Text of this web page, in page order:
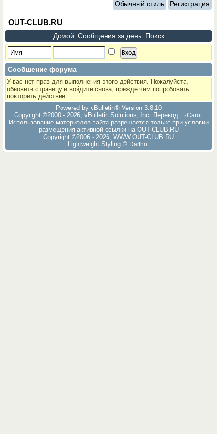
Обычный стиль Регистрация
OUT-CLUB.RU
Домой Сообщения за день Поиск
Сообщение форума
У вас нет прав для выполнения этого действия. Пожалуйста,
обновите страницу и войдите снова, прежде чем попробовать
повторить действие.
Powered by vBulletin® Version 3.8.10
Copyright ©2000 - 2026, vBulletin Solutions, Inc. Перевод:
zCarot
Использование материалов сайта разрешается только при условии
размещения активной ссылки на OUT-CLUB.RU
Copyright ©2006 - 2026, WWW.OUT-CLUB.RU
Lightweight Styling © Dartho